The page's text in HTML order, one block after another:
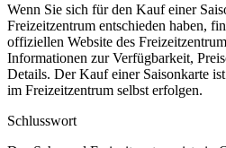
Wenn Sie sich für den Kauf einer
Freizeitzentrum entschieden haben,
offiziellen Website des
Informationen zur Verfügbarkeit,
Details. Der Kauf einer Saisonkarte
im Freizeitzentrum selbst erfolgen.
Schlusswort